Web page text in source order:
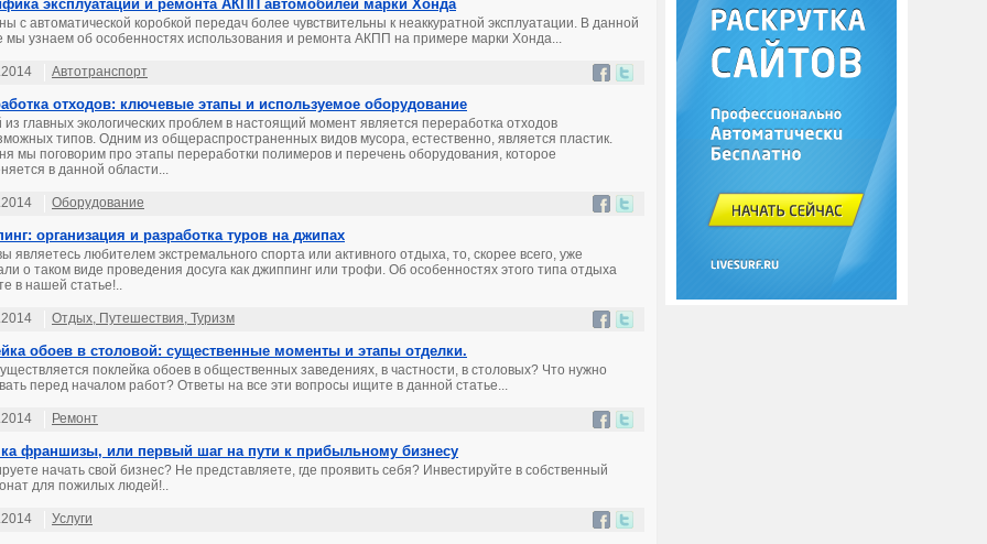
эксплуатации и ремонта АКПП автомобилей марки Хонда
с автоматической коробкой передач более чувствительны к неаккуратной эксплуатации. В данной
мы узнаем об особенностях использования и ремонта АКПП на примере марки Хонда...
Автотранспорт
отходов: ключевые этапы и используемое оборудование
главных экологических проблем в настоящий момент является переработка отходов
типов. Одним из общераспространенных видов мусора, естественно, является пластик.
мы поговорим про этапы переработки полимеров и перечень оборудования, которое
в данной области...
Оборудование
организация и разработка туров на джипах
являетесь любителем экстремального спорта или активного отдыха, то, скорее всего, уже
о таком виде проведения досуга как джиппинг или трофи. Об особенностях этого типа отдыха
в нашей статье!..
Отдых, Путешествия, Туризм
обоев в столовой: существенные моменты и этапы отделки.
поклейка обоев в общественных заведениях, в частности, в столовых? Что нужно
перед началом работ? Ответы на все эти вопросы ищите в данной статье...
Ремонт
франшизы, или первый шаг на пути к прибыльному бизнесу
начать свой бизнес? Не представляете, где проявить себя? Инвестируйте в собственный
для пожилых людей!..
Услуги